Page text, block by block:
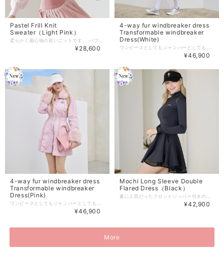
Pastel Frill Knit
Sweater（Light Pink）
¥28,600
4-way fur windbreaker dress
Transformable windbreaker
Dress(White)
¥46,900
4-way fur windbreaker dress
Transformable windbreaker
Dress(Pink)
¥46,900
Mochi Long Sleeve Double
Flared Dress（Black）
¥42,900
More